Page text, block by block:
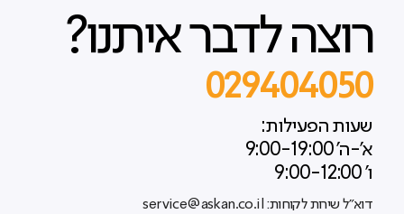
רוצה לדבר איתנו?
029404050
שעות הפעילות:
א'-ה' 9:00-19:00
ו' 9:00-12:00
דוא"ל שירות לקוחות: service@askan.co.il